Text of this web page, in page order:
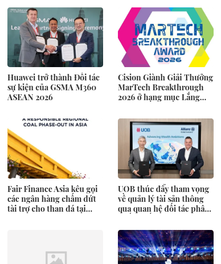
MAGLIANO, ĐÁNH DẤU
BƯỚC THỨ HAI TRONG
QUÁ TRÌNH XÂY DỰNG
NỀN TẢNG THƯƠNG
HIỆU CAO CẤP MỚI CỦA
Ý.
Huawei trở thành Đối tác
sự kiện của GSMA M360
ASEAN 2026
Cision Giành Giải Thưởng
MarTech Breakthrough
2026 ở hạng mục Lắng
Phối Thông Cáo Báo Chí
và Tối Ưu Hóa Công Cụ
Trả Lời (AEO)
Fair Finance Asia kêu gọi
các ngân hàng chấm dứt
tài trợ cho than đá tại
UOB thúc đẩy tham vọng
về quản lý tài sản thông
qua quan hệ đối tác phân
Allianz Global Investors